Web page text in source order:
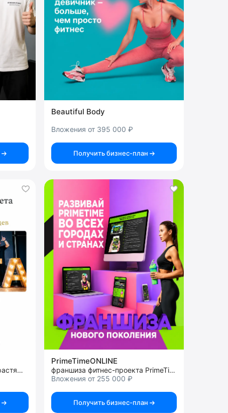
Beautiful Body
Вложения от 395 000 ₽
Получить бизнес-план
франшиза студий балета и растяжки
PrimeTimeONLINE
франшиза фитнес-проекта PrimeTime
Вложения от 255 000 ₽
Получить бизнес-план